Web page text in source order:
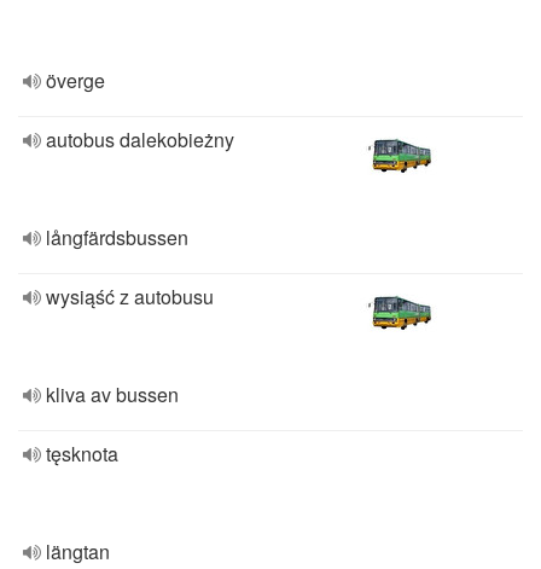
överge
autobus dalekobieżny
långfärdsbussen
wysiąść z autobusu
kliva av bussen
tęsknota
längtan